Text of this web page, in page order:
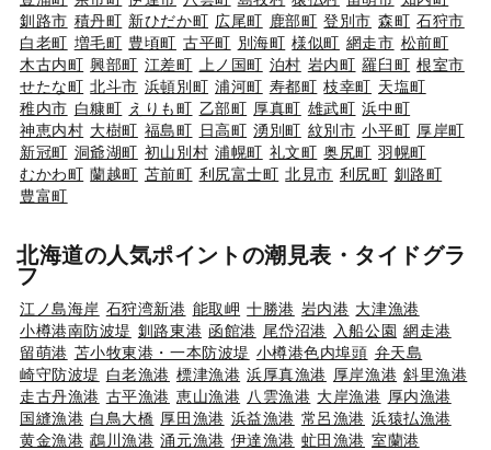
釧路市 積丹町 新ひだか町 広尾町 鹿部町 登別市 森町 石狩市
白老町 増毛町 豊頃町 古平町 別海町 様似町 網走市 松前町
木古内町 興部町 江差町 上ノ国町 泊村 岩内町 羅臼町 根室市
せたな町 北斗市 浜頓別町 浦河町 寿都町 枝幸町 天塩町
稚内市 白糠町 えりも町 乙部町 厚真町 雄武町 浜中町
神恵内村 大樹町 福島町 日高町 湧別町 紋別市 小平町 厚岸町
新冠町 洞爺湖町 初山別村 浦幌町 礼文町 奥尻町 羽幌町
むかわ町 蘭越町 苫前町 利尻富士町 北見市 利尻町 釧路町
豊富町
北海道の人気ポイントの潮見表・タイドグラ
フ
江ノ島海岸 石狩湾新港 能取岬 十勝港 岩内港 大津漁港
小樽港南防波堤 釧路東港 函館港 尾岱沼港 入船公園 網走港
留萌港 苫小牧東港・一本防波堤 小樽港色内埠頭 弁天島
崎守防波堤 白老漁港 標津漁港 浜厚真漁港 厚岸漁港 斜里漁港
走古丹漁港 古平漁港 恵山漁港 八雲漁港 大岸漁港 厚内漁港
国縫漁港 白鳥大橋 厚田漁港 浜益漁港 常呂漁港 浜猿払漁港
黄金漁港 鵡川漁港 涌元漁港 伊達漁港 虻田漁港 室蘭港